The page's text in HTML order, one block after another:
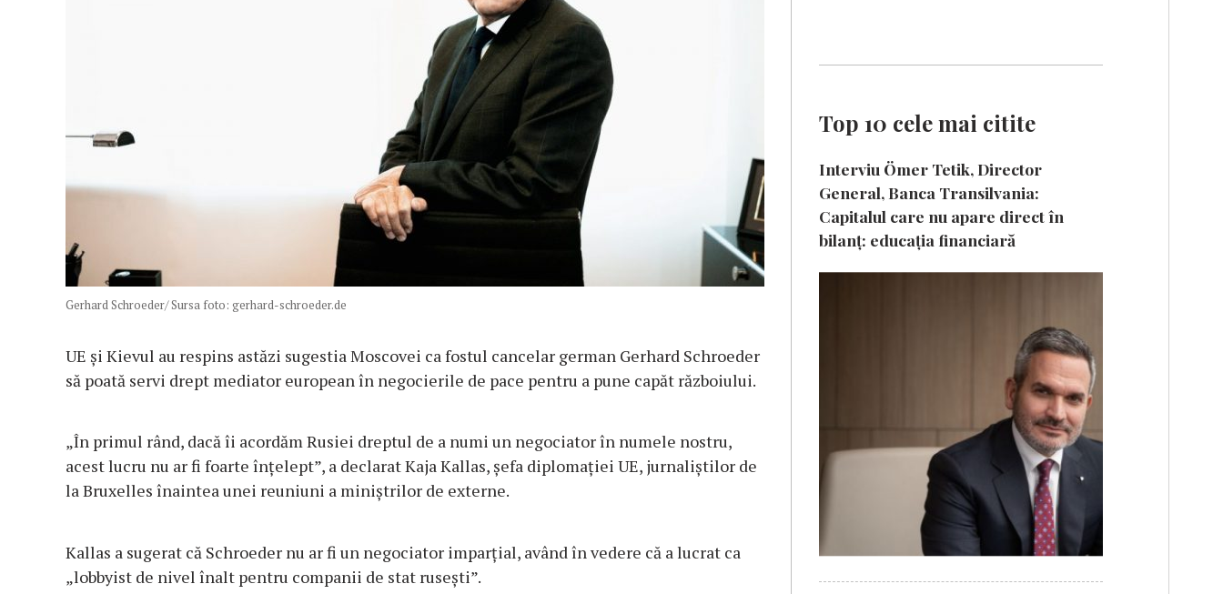
Gerhard Schroeder/ Sursa foto: gerhard-schroeder.de
UE și Kievul au respins astăzi sugestia Moscovei ca fostul cancelar german Gerhard Schroeder
să poată servi drept mediator european în negocierile de pace pentru a pune capăt războiului.
„În primul rând, dacă îi acordăm Rusiei dreptul de a numi un negociator în numele nostru,
acest lucru nu ar fi foarte înțelept”, a declarat Kaja Kallas, șefa diplomației UE, jurnaliștilor de
la Bruxelles înaintea unei reuniuni a miniștrilor de externe.
Kallas a sugerat că Schroeder nu ar fi un negociator imparțial, având în vedere că a lucrat ca
„lobbyist de nivel înalt pentru companii de stat rusești”.
Top 10 cele mai citite
Interviu Ömer Tetik, Director
General, Banca Transilvania:
Capitalul care nu apare direct în
bilanț: educația financiară